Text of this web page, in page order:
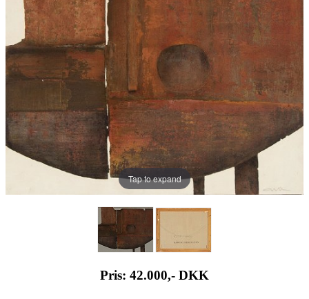
Tap to expand
Pris: 42.000,- DKK